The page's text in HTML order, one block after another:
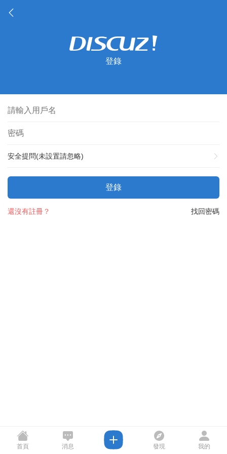
登錄
安全提問(未設置請忽略)
登錄
找回密碼
還沒有註冊？
首頁 消息 發現 我的